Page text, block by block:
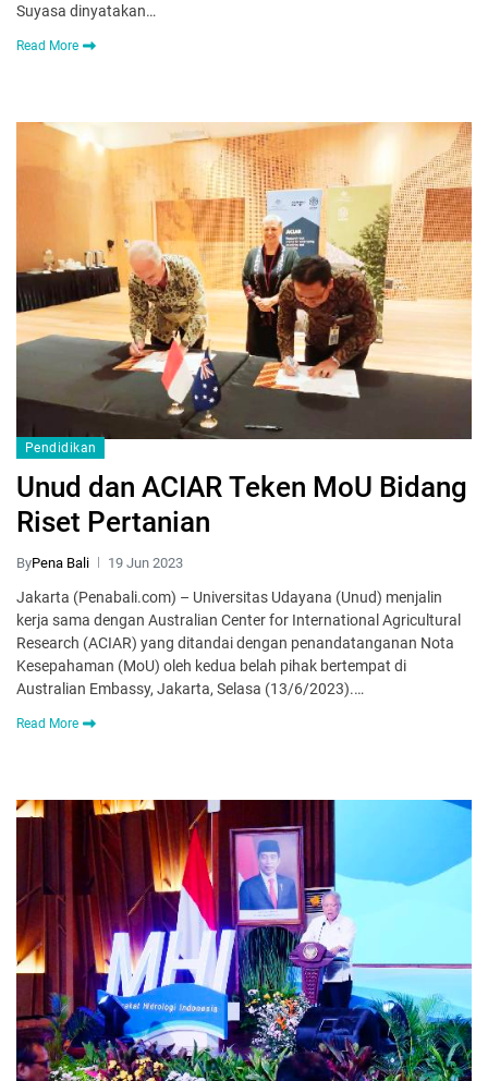
Suyasa dinyatakan…
Read More
Pendidikan
Unud dan ACIAR Teken MoU Bidang
Riset Pertanian
ByPena Bali 19 Jun 2023
Jakarta (Penabali.com) – Universitas Udayana (Unud) menjalin
kerja sama dengan Australian Center for International Agricultural
Research (ACIAR) yang ditandai dengan penandatanganan Nota
Kesepahaman (MoU) oleh kedua belah pihak bertempat di
Australian Embassy, Jakarta, Selasa (13/6/2023).…
Read More